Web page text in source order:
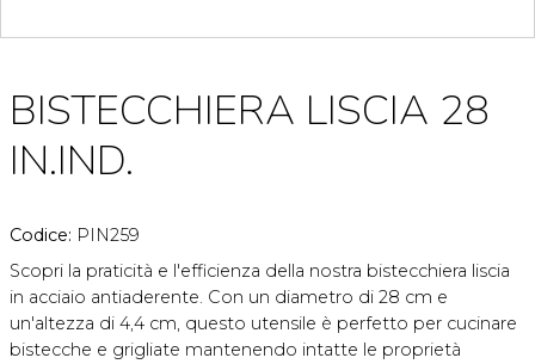
BISTECCHIERA LISCIA 28
IN.IND.
Codice: PIN259
Scopri la praticità e l'efficienza della nostra bistecchiera liscia
in acciaio antiaderente. Con un diametro di 28 cm e
un'altezza di 4,4 cm, questo utensile è perfetto per cucinare
bistecche e grigliate mantenendo intatte le proprietà